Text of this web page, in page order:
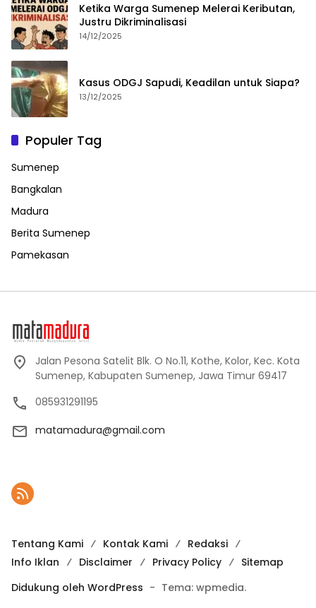
Ketika Warga Sumenep Melerai Keributan,
Justru Dikriminalisasi
14/12/2025
Kasus ODGJ Sapudi, Keadilan untuk Siapa?
13/12/2025
Populer Tag
Sumenep
Bangkalan
Madura
Berita Sumenep
Pamekasan
Jalan Pesona Satelit Blk. O No.11, Kothe, Kolor, Kec. Kota
Sumenep, Kabupaten Sumenep, Jawa Timur 69417
085931291195
matamadura@gmail.com
Tentang Kami Kontak Kami
Redaksi
Info Iklan
Disclaimer Privacy Policy
Sitemap
Didukung oleh WordPress - Tema: wpmedia.